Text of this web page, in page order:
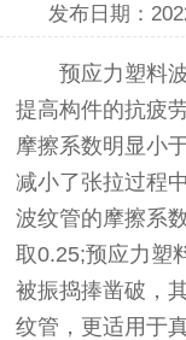
发布日期：
预应力塑料波
提高构件的抗疲
摩擦系数明显小
减小了张拉过程
波纹管的摩擦系
取0.25;预应力塑
被振捣捧凿破，
纹管，更适用于